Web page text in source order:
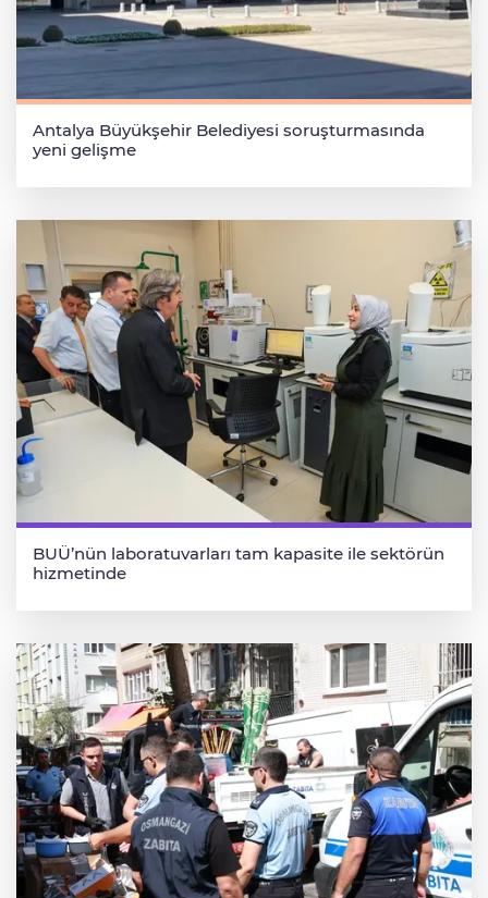
Antalya Büyükşehir Belediyesi soruşturmasında
yeni gelişme
BUÜ’nün laboratuvarları tam kapasite ile sektörün
hizmetinde